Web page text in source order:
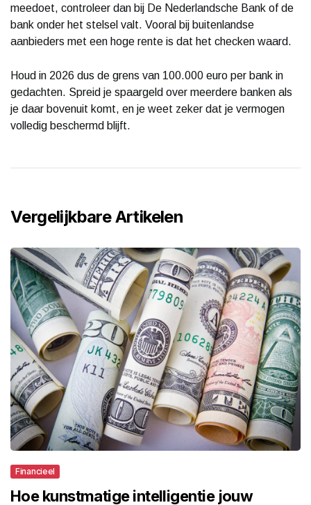
meedoet, controleer dan bij De Nederlandsche Bank of de
bank onder het stelsel valt. Vooral bij buitenlandse
aanbieders met een hoge rente is dat het checken waard.
Houd in 2026 dus de grens van 100.000 euro per bank in
gedachten. Spreid je spaargeld over meerdere banken als
je daar bovenuit komt, en je weet zeker dat je vermogen
volledig beschermd blijft.
Vergelijkbare Artikelen
Financieel
Hoe kunstmatige intelligentie jouw